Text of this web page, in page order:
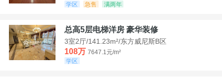
学区
急售 满两年
总高5层电梯洋房 豪华装修
3室2厅/141.23m²/东方威尼斯B区
108万 7647.1元/m²
学区